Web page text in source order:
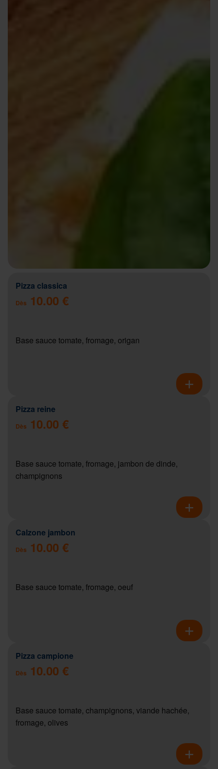
Pizza classica
Dès 10.00 €
Base sauce tomate, fromage, origan
Pizza reine
Dès 10.00 €
Base sauce tomate, fromage, jambon de dinde,
champignons
Calzone jambon
Dès 10.00 €
Base sauce tomate, fromage, oeuf
Pizza campione
Dès 10.00 €
Base sauce tomate, champignons, viande hachée,
fromage, olives